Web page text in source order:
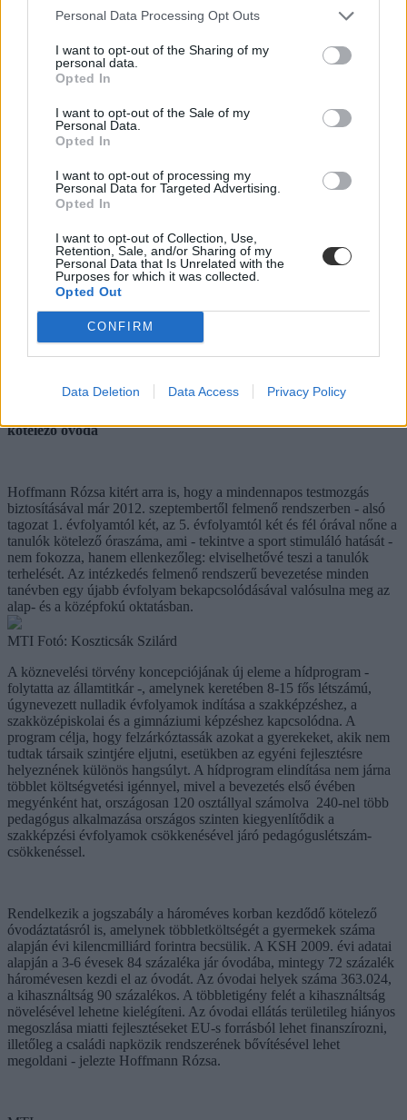
Personal Data Processing Opt Outs
I want to opt-out of the Sharing of my
personal data.
Opted In
I want to opt-out of the Sale of my
Personal Data.
Opted In
I want to opt-out of processing my
Personal Data for Targeted Advertising.
Opted In
I want to opt-out of Collection, Use,
Retention, Sale, and/or Sharing of my
Personal Data that Is Unrelated with the
Purposes for which it was collected.
Opted Out
CONFIRM
Data Deletion Data Access Privacy Policy
A hat és nyolc évfolyamos gimnáziumban a kötelező tanítási órák
száma évfolyamonként átlagosan kettővel lenne több, mint más
nyelv mellett az utolsó két évben egy harmadik tanulásának
megkezdését is előírják. A nyolc évfolyamos gimnáziumban meg
kell teremteni a feltételeket a negyedik idegen nyelv fakultatív
mondta.Beszigorít a főváros is: befellegzett a hat- és nyolcosztályos
gimnáziumoknak? Összefoglalónkatittolvashatod el.
Ismertetése szerint hat évfolyamos gimnáziumban legalább két, a
nyolc évfolyamosban legalább három tantárgyi vagy műveltségi
területen készítenék fel folyamatosan a versenyekre a tanulókat, és a
9-12. évfolyamos tanulók legalább 20 százalékának indulnia kellene
évente valamilyen országos tanulmányi versenyen. Azok az
intézmények, amelyek nem tudnak a kritériumoknak megfelelni,
visszaminősítés a rákövetkező tanévtől fokozatosan történne.
kötelező óvoda
Hoffmann Rózsa kitért arra is, hogy a mindennapos testmozgás
biztosításával már 2012. szeptembertől felmenő rendszerben - alsó
tagozat 1. évfolyamtól két, az 5. évfolyamtól két és fél órával nőne a
tanulók kötelező óraszáma, ami - tekintve a sport stimuláló hatását -
nem fokozza, hanem ellenkezőleg: elviselhetővé teszi a tanulók
terhelését. Az intézkedés felmenő rendszerű bevezetése minden
tanévben egy újabb évfolyam bekapcsolódásával valósulna meg az
alap- és a középfokú oktatásban.
MTI Fotó: Koszticsák Szilárd
A köznevelési törvény koncepciójának új eleme a hídprogram -
folytatta az államtitkár -, amelynek keretében 8-15 fős létszámú,
úgynevezett nulladik évfolyamok indítása a szakképzéshez, a
szakközépiskolai és a gimnáziumi képzéshez kapcsolódna. A
program célja, hogy felzárkóztassák azokat a gyerekeket, akik nem
tudtak társaik szintjére eljutni, esetükben az egyéni fejlesztésre
helyeznének különös hangsúlyt. A hídprogram elindítása nem járna
többlet költségvetési igénnyel, mivel a bevezetés első évében
megyénként hat, országosan 120 osztállyal számolva 240-nel több
pedagógus alkalmazása országos szinten kiegyenlítődik a
szakképzési évfolyamok csökkenésével járó pedagóguslétszám-
csökkenéssel.
Rendelkezik a jogszabály a hároméves korban kezdődő kötelező
óvodáztatásról is, amelynek többletköltségét a gyermekek száma
alapján évi kilencmilliárd forintra becsülik. A KSH 2009. évi adatai
alapján a 3-6 évesek 84 százaléka jár óvodába, mintegy 72 százalék
háromévesen kezdi el az óvodát. Az óvodai helyek száma 363.024,
a kihasználtság 90 százalékos. A többletigény felét a kihasználtság
növelésével lehetne kielégíteni. Az óvodai ellátás területileg hiányos
megoszlása miatti fejlesztéseket EU-s forrásból lehet finanszírozni,
illetőleg a családi napközik rendszerének bővítésével lehet
megoldani - jelezte Hoffmann Rózsa.